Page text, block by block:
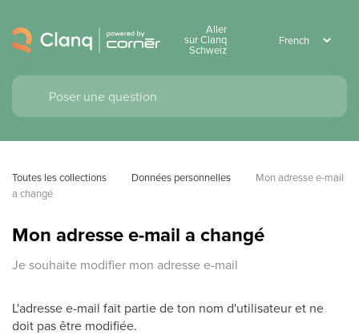
Aller
sur Clanq
Schweiz
Toutes les collections Données personnelles
Mon adresse e-mail
a changé
Mon adresse e-mail a changé
Je souhaite modifier mon adresse e-mail
L'adresse e-mail fait partie de ton nom d'utilisateur et ne
doit pas être modifiée.